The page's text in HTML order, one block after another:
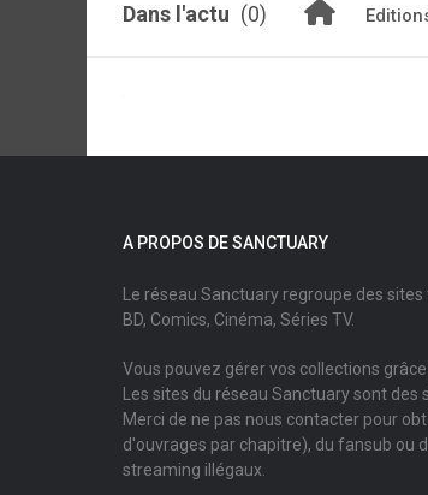
Dans l'actu (0)
A PROPOS DE SANCTUARY
Le réseau Sanctuary regroupe des
BD, Comics, Cinéma, Séries TV.
Vous pouvez gérer vos collections
Les sites du réseau Sanctuary sont
Merci de ne pas nous contacter pour
d'ouvrages par chapitre), du fansub ou
streaming illégaux.